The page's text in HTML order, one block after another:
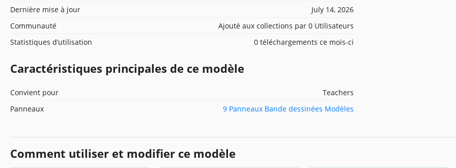
Dernière mise à jour
July 14, 2026
Communauté
Ajouté aux collections par 0 Utilisateurs
Statistiques d’utilisation
0 téléchargements ce mois-ci
Caractéristiques principales de ce modèle
Convient pour
Teachers
Panneaux
9 Panneaux Bande dessinées Modèles
Comment utiliser et modifier ce modèle